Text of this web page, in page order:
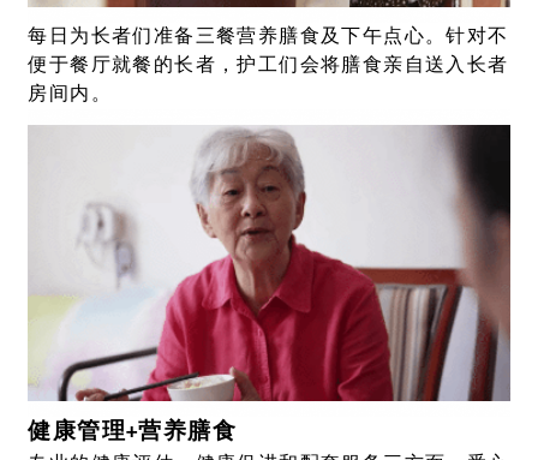
每日为长者们准备三餐营养膳食及下午点心。针对不
便于餐厅就餐的长者，护工们会将膳食亲自送入长者
房间内。
健康管理+营养膳食